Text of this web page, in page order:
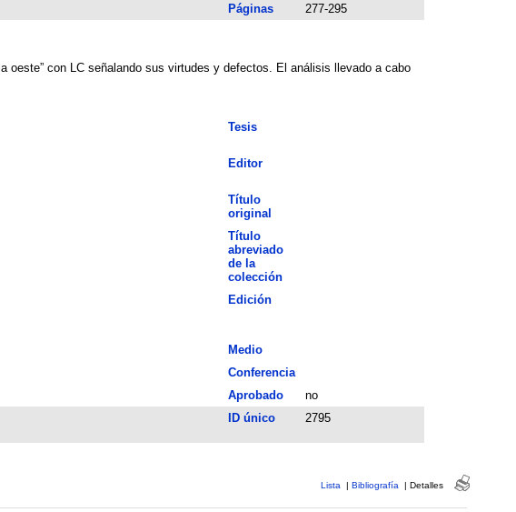
Páginas
277-295
oeste” con LC señalando sus virtudes y defectos. El análisis llevado a cabo
Tesis
Editor
Título
original
Título
abreviado
de la
colección
Edición
Medio
Conferencia
Aprobado
no
ID único 2795
Lista | Bibliografía | Detalles